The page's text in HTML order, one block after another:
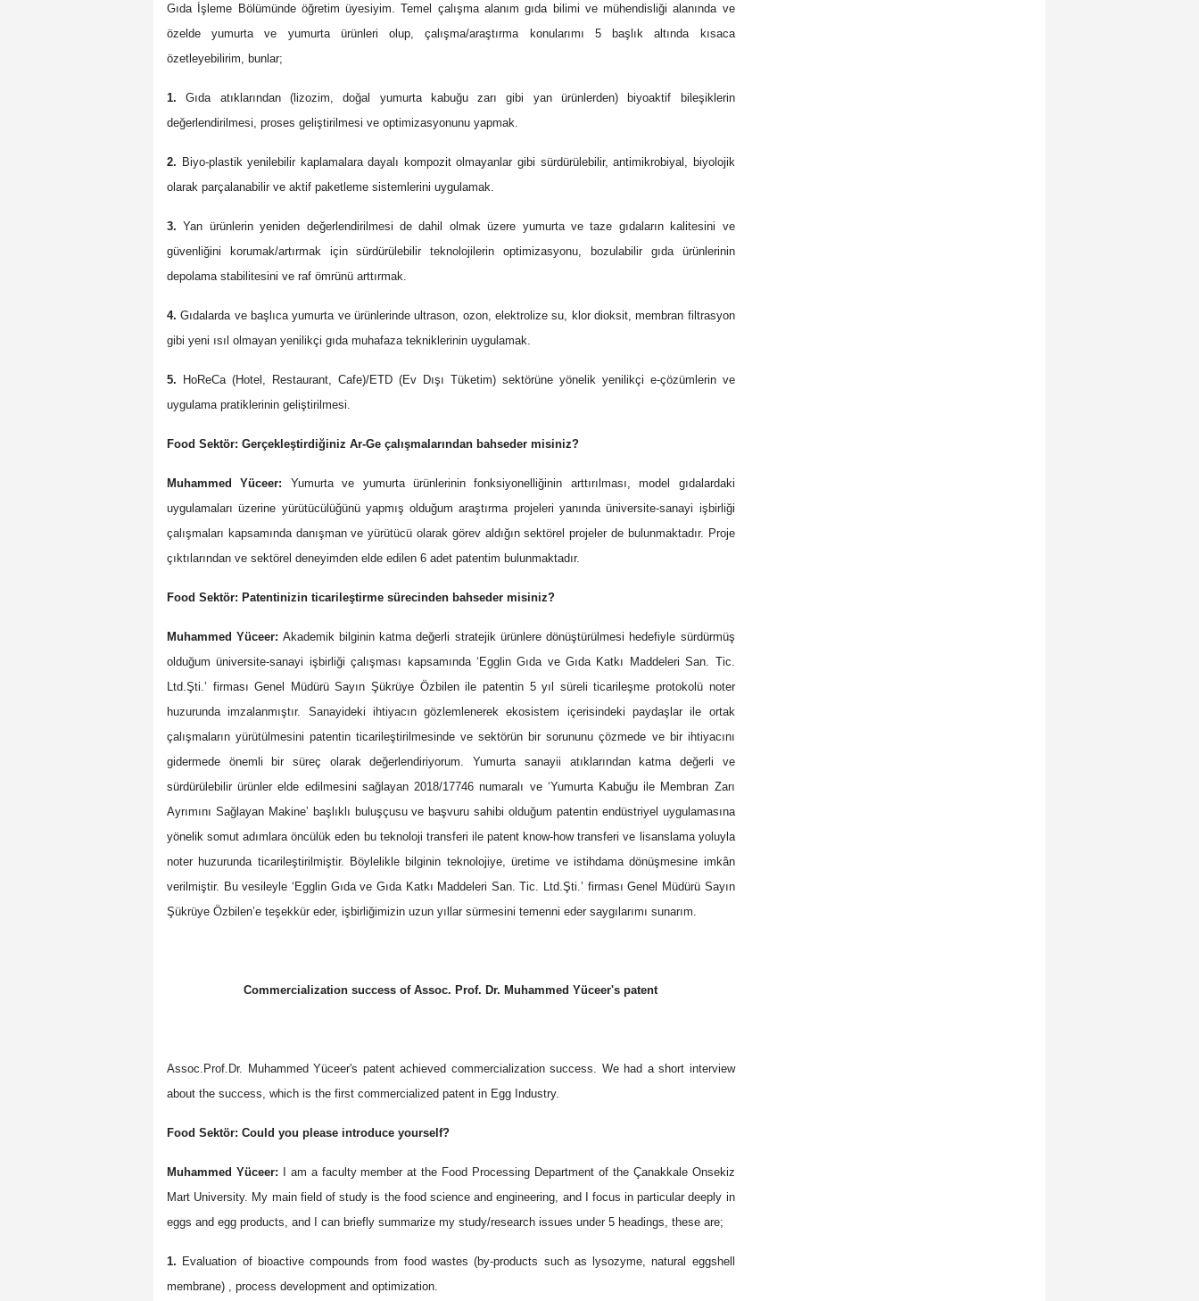
Gıda İşleme Bölümünde öğretim üyesiyim. Temel çalışma alanım gıda bilimi ve mühendisliği alanında ve
özelde yumurta ve yumurta ürünleri olup, çalışma/araştırma konularımı 5 başlık altında kısaca
özetleyebilirim, bunlar;
1. Gıda atıklarından (lizozim, doğal yumurta kabuğu zarı gibi yan ürünlerden) biyoaktif bileşiklerin
değerlendirilmesi, proses geliştirilmesi ve optimizasyonunu yapmak.
2. Biyo-plastik yenilebilir kaplamalara dayalı kompozit olmayanlar gibi sürdürülebilir, antimikrobiyal, biyolojik
olarak parçalanabilir ve aktif paketleme sistemlerini uygulamak.
3. Yan ürünlerin yeniden değerlendirilmesi de dahil olmak üzere yumurta ve taze gıdaların kalitesini ve
güvenliğini korumak/artırmak için sürdürülebilir teknolojilerin optimizasyonu, bozulabilir gıda ürünlerinin
depolama stabilitesini ve raf ömrünü arttırmak.
4. Gıdalarda ve başlıca yumurta ve ürünlerinde ultrason, ozon, elektrolize su, klor dioksit, membran filtrasyon
gibi yeni ısıl olmayan yenilikçi gıda muhafaza tekniklerinin uygulamak.
5. HoReCa (Hotel, Restaurant, Cafe)/ETD (Ev Dışı Tüketim) sektörüne yönelik yenilikçi e-çözümlerin ve
uygulama pratiklerinin geliştirilmesi.
Food Sektör: Gerçekleştirdiğiniz Ar-Ge çalışmalarından bahseder misiniz?
Muhammed Yüceer: Yumurta ve yumurta ürünlerinin fonksiyonelliğinin arttırılması, model gıdalardaki
uygulamaları üzerine yürütücülüğünü yapmış olduğum araştırma projeleri yanında üniversite-sanayi işbirliği
çalışmaları kapsamında danışman ve yürütücü olarak görev aldığın sektörel projeler de bulunmaktadır. Proje
çıktılarından ve sektörel deneyimden elde edilen 6 adet patentim bulunmaktadır.
Food Sektör: Patentinizin ticarileştirme sürecinden bahseder misiniz?
Muhammed Yüceer: Akademik bilginin katma değerli stratejik ürünlere dönüştürülmesi hedefiyle sürdürmüş
olduğum üniversite-sanayi işbirliği çalışması kapsamında ‘Egglin Gıda ve Gıda Katkı Maddeleri San. Tic.
Ltd.Şti.’ firması Genel Müdürü Sayın Şükrüye Özbilen ile patentin 5 yıl süreli ticarileşme protokolü noter
huzurunda imzalanmıştır. Sanayideki ihtiyacın gözlemlenerek ekosistem içerisindeki paydaşlar ile ortak
çalışmaların yürütülmesini patentin ticarileştirilmesinde ve sektörün bir sorununu çözmede ve bir ihtiyacını
gidermede önemli bir süreç olarak değerlendiriyorum. Yumurta sanayii atıklarından katma değerli ve
sürdürülebilir ürünler elde edilmesini sağlayan 2018/17746 numaralı ve ‘Yumurta Kabuğu ile Membran Zarı
Ayrımını Sağlayan Makine’ başlıklı buluşçusu ve başvuru sahibi olduğum patentin endüstriyel uygulamasına
yönelik somut adımlara öncülük eden bu teknoloji transferi ile patent know-how transferi ve lisanslama yoluyla
noter huzurunda ticarileştirilmiştir. Böylelikle bilginin teknolojiye, üretime ve istihdama dönüşmesine imkân
verilmiştir. Bu vesileyle ‘Egglin Gıda ve Gıda Katkı Maddeleri San. Tic. Ltd.Şti.’ firması Genel Müdürü Sayın
Şükrüye Özbilen’e teşekkür eder, işbirliğimizin uzun yıllar sürmesini temenni eder saygılarımı sunarım.
Commercialization success of Assoc. Prof. Dr. Muhammed Yüceer's patent
Assoc.Prof.Dr. Muhammed Yüceer's patent achieved commercialization success. We had a short interview
about the success, which is the first commercialized patent in Egg Industry.
Food Sektör: Could you please introduce yourself?
Muhammed Yüceer: I am a faculty member at the Food Processing Department of the Çanakkale Onsekiz
Mart University. My main field of study is the food science and engineering, and I focus in particular deeply in
eggs and egg products, and I can briefly summarize my study/research issues under 5 headings, these are;
1. Evaluation of bioactive compounds from food wastes (by-products such as lysozyme, natural eggshell
membrane) , process development and optimization.